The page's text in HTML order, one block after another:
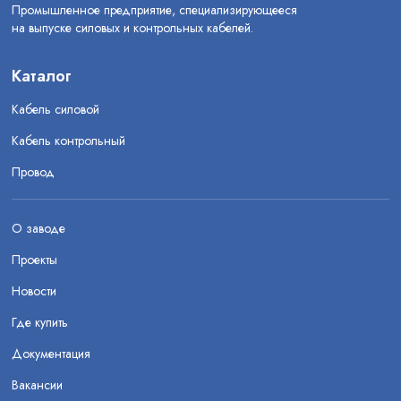
Промышленное предприятие, специализирующееся
на выпуске силовых и контрольных кабелей.
Каталог
Кабель силовой
Кабель контрольный
Провод
О заводе
Проекты
Новости
Где купить
Документация
Вакансии